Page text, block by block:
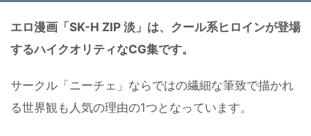
エロ漫画「SK-H ZIP 淡」は、クール系ヒロインが登場
するハイクオリティなCG集です。
サークル「ニーチェ」ならではの繊細な筆致で描かれ
る世界観も人気の理由の1つとなっています。